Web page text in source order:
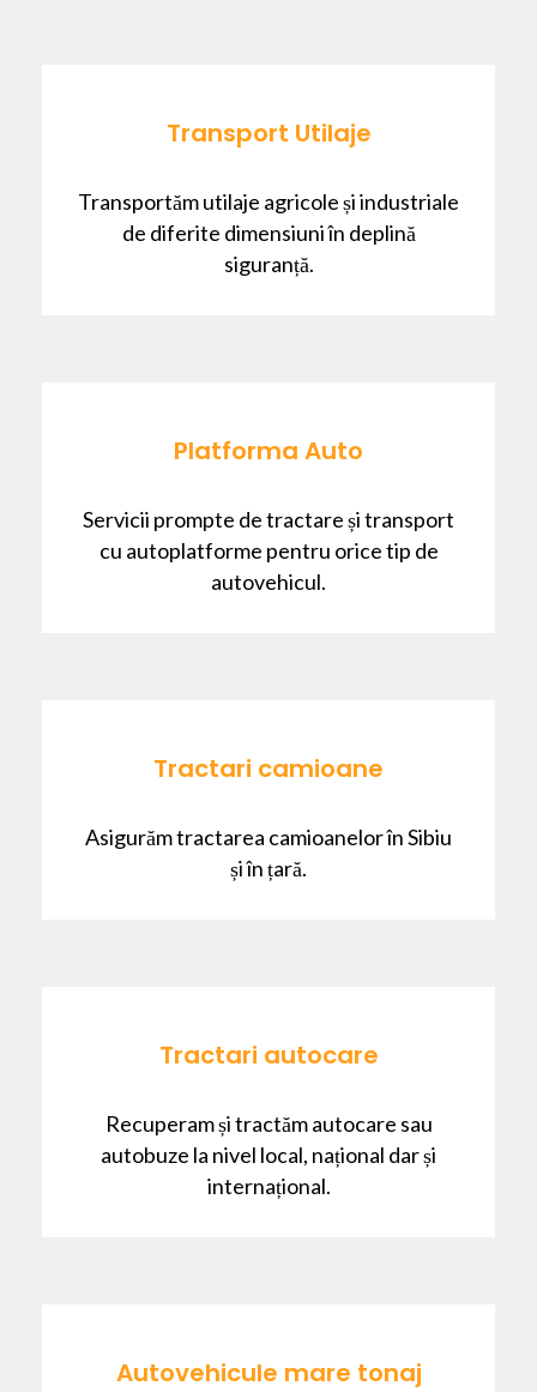
Transport Utilaje
Transportăm utilaje agricole și industriale
de diferite dimensiuni în deplină
siguranță.
Platforma Auto
Servicii prompte de tractare și transport
cu autoplatforme pentru orice tip de
autovehicul.
Tractari camioane
Asigurăm tractarea camioanelor în Sibiu
și în țară.
Tractari autocare
Recuperam și tractăm autocare sau
autobuze la nivel local, național dar și
internațional.
Autovehicule mare tonaj